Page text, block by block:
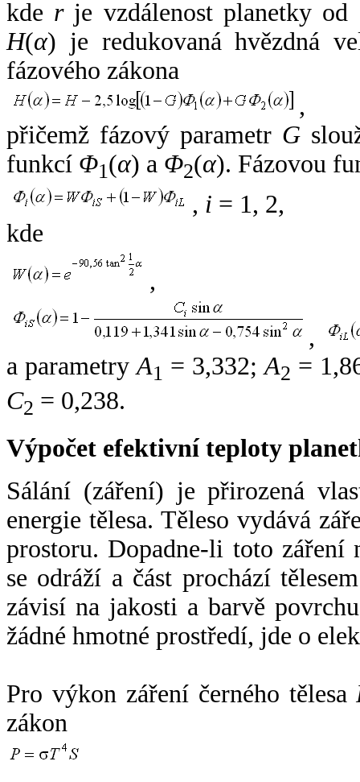
kde rje vzdálenost planetky od
H(α) je redukovaná hvězdná
fázového zákona
,
přičemž fázový parametr G
funkcí Φ1(α) a Φ2(α). Fázovou
, i = 1, 2,
kde
,
,
a parametryA1 = 3,332;A2 =
C2 = 0,238.
Výpočet efektivní teploty
Sálání (záření) je přirozená
energie tělesa. Těleso vydává
prostoru. Dopadne-li toto záření
se odráží a část prochází
závisí na jakosti a barvě
žádné hmotné prostředí, jde o
Pro výkon záření černého tělesa
zákon